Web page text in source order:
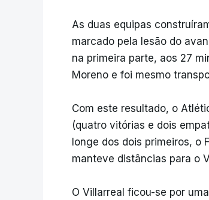
As duas equipas
marcado pela lesão do
na primeira parte, aos 27
Moreno e foi mesmo
Com este resultado, o
(quatro vitórias e dois
longe dos dois primeiros, o
manteve distâncias para o
O Villarreal ficou-se por